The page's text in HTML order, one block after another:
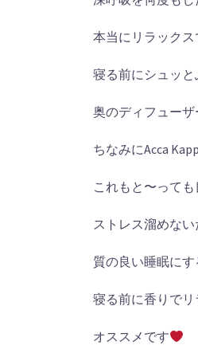
本当にリラック
寝る前にシュッ
奥のディフュー
ちなみにAcca
これもと〜って
ストレス溜めな
質の良い睡眠にす
寝る前に香りで
オススメです